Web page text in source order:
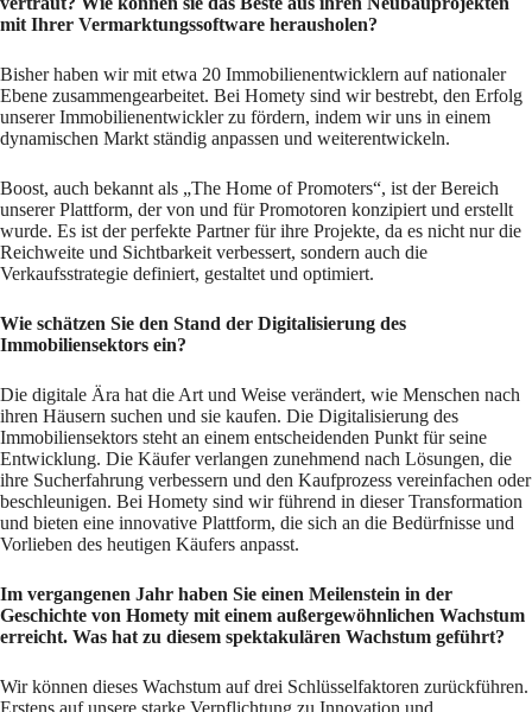
mit Ihrer Vermarktungssoftware herausholen?
Bisher haben wir mit etwa 20 Immobilienentwicklern auf nationaler
Ebene zusammengearbeitet. Bei Homety sind wir bestrebt, den Erfolg
unserer Immobilienentwickler zu fördern, indem wir uns in einem
dynamischen Markt ständig anpassen und weiterentwickeln.
Boost, auch bekannt als „The Home of Promoters“, ist der Bereich
unserer Plattform, der von und für Promotoren konzipiert und erstellt
wurde. Es ist der perfekte Partner für ihre Projekte, da es nicht nur die
Reichweite und Sichtbarkeit verbessert, sondern auch die
Verkaufsstrategie definiert, gestaltet und optimiert.
Wie schätzen Sie den Stand der Digitalisierung des
Immobiliensektors ein?
Die digitale Ära hat die Art und Weise verändert, wie Menschen nach
ihren Häusern suchen und sie kaufen. Die Digitalisierung des
Immobiliensektors steht an einem entscheidenden Punkt für seine
Entwicklung. Die Käufer verlangen zunehmend nach Lösungen, die
ihre Sucherfahrung verbessern und den Kaufprozess vereinfachen oder
beschleunigen. Bei Homety sind wir führend in dieser Transformation
und bieten eine innovative Plattform, die sich an die Bedürfnisse und
Vorlieben des heutigen Käufers anpasst.
Im vergangenen Jahr haben Sie einen Meilenstein in der
Geschichte von Homety mit einem außergewöhnlichen Wachstum
erreicht. Was hat zu diesem spektakulären Wachstum geführt?
Wir können dieses Wachstum auf drei Schlüsselfaktoren zurückführen.
Erstens auf unsere starke Verpflichtung zu Innovation und